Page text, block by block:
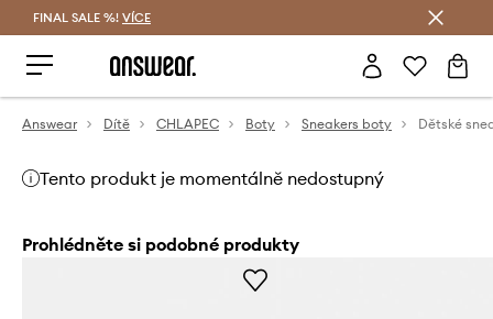
FINAL SALE %! VÍCE
Answear Dítě CHLAPEC Boty Sneakers boty
Tento produkt je momentálně nedostupný
Prohlédněte si podobné produkty